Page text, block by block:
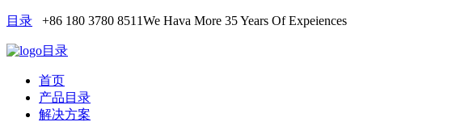
目录 +86 180 3780 8511We Hava More 35 Years Of Expeiences
目录
首页
产品目录
解决方案